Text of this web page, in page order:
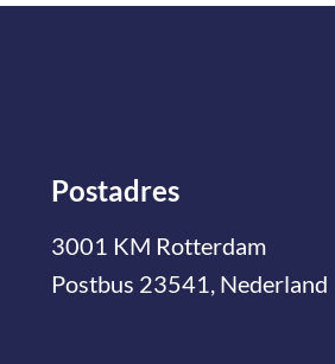
Postadres
3001 KM Rotterdam
Postbus 23541, Nederland